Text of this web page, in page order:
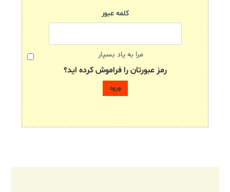
کلمه عبور
مرا به یاد بسپار
رمز عبورتان را فراموش کرده اید؟